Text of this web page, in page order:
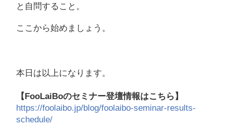
と自問すること。
ここから始めましょう。
本日は以上になります。
【FooLaiBoのセミナー登壇情報はこちら】
https://foolaibo.jp/blog/foolaibo-seminar-results-
schedule/